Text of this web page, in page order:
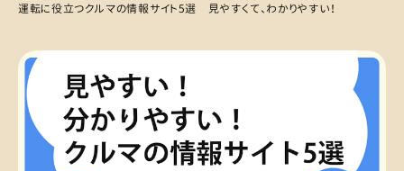
運転に役立つクルマの情報サイト5選 見やすくて、わかりやすい！